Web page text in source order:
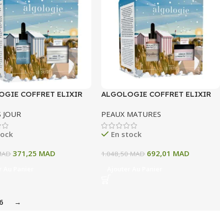
COFFRET ELIXIR
DES VAGUES 50 ML
JOUR
371,25 MAD
ALGOLOGIE COFFRET ELIXIR
RIVAGE 50 ML
PEAUX MATURES
En stock
1.048,50MAD 692,01 MAD
6 →